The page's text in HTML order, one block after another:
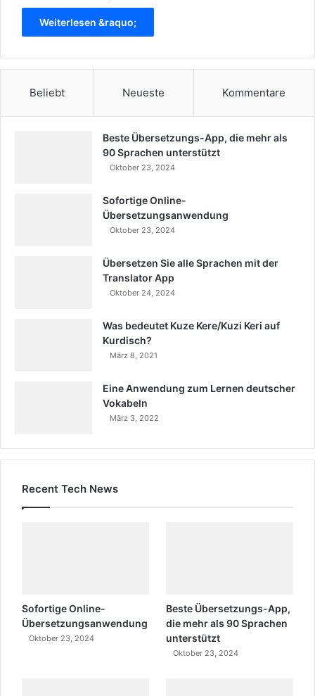
Weiterlesen &raquo;
Beliebt Neueste Kommentare
Beste Übersetzungs-App, die mehr als
90 Sprachen unterstützt
Oktober 23, 2024
Sofortige Online-
Übersetzungsanwendung
Oktober 23, 2024
Übersetzen Sie alle Sprachen mit der
Translator App
Oktober 24, 2024
Was bedeutet Kuze Kere/Kuzi Keri auf
Kurdisch?
März 8, 2021
Eine Anwendung zum Lernen deutscher
Vokabeln
März 3, 2022
Recent Tech News
Sofortige Online-
Übersetzungsanwendung
Oktober 23, 2024
Beste Übersetzungs-App,
die mehr als 90 Sprachen
unterstützt
Oktober 23, 2024